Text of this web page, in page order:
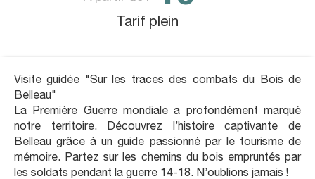
Tarif plein
Visite guidée "Sur les traces des combats du Bois de
Belleau"
La Première Guerre mondiale a profondément marqué
notre territoire. Découvrez l’histoire captivante de
Belleau grâce à un guide passionné par le tourisme de
mémoire. Partez sur les chemins du bois empruntés par
les soldats pendant la guerre 14-18. N’oublions jamais !